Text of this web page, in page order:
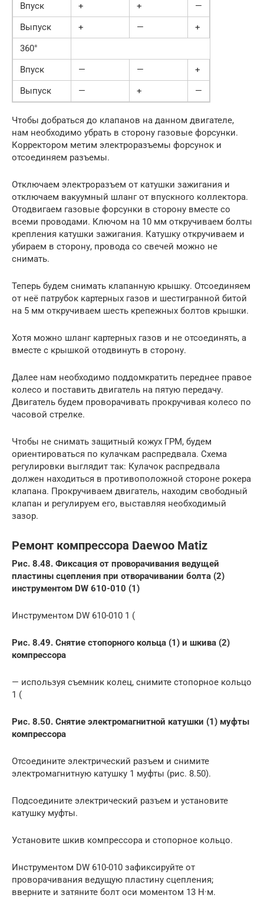
Впуск + +
—
Выпуск
+ —
+
360°
Впуск
— —
+
Выпуск
— + —
Чтобы добраться до клапанов на данном двигателе,
нам необходимо убрать в сторону газовые форсунки.
Корректором метим электроразъемы форсунок и
отсоединяем разъемы.
Отключаем электроразъем от катушки зажигания и
отключаем вакуумный шланг от впускного коллектора.
Отодвигаем газовые форсунки в сторону вместе со
всеми проводами. Ключом на 10 мм откручиваем болты
крепления катушки зажигания. Катушку откручиваем и
убираем в сторону, провода со свечей можно не
снимать.
Теперь будем снимать клапанную крышку. Отсоединяем
от неё патрубок картерных газов и шестигранной битой
на 5 мм откручиваем шесть крепежных болтов крышки.
Хотя можно шланг картерных газов и не отсоединять, а
вместе с крышкой отодвинуть в сторону.
Далее нам необходимо поддомкратить переднее правое
колесо и поставить двигатель на пятую передачу.
Двигатель будем проворачивать прокручивая колесо по
часовой стрелке.
Чтобы не снимать защитный кожух ГРМ, будем
ориентироваться по кулачкам распредвала. Схема
регулировки выглядит так: Кулачок распредвала
должен находиться в противоположной стороне рокера
клапана. Прокручиваем двигатель, находим свободный
клапан и регулируем его, выставляя необходимый
зазор.
Ремонт компрессора Daewoo Matiz
Рис. 8.48. Фиксация от проворачивания ведущей
пластины сцепления при отворачивании болта (2)
инструментом DW 610-010 (1)
Инструментом DW 610-010 1 (
Рис. 8.49. Снятие стопорного кольца (1) и шкива (2)
компрессора
— используя съемник колец, снимите стопорное кольцо
1 (
Рис. 8.50. Снятие электромагнитной катушки (1) муфты
компрессора
Отсоедините электрический разъем и снимите
электромагнитную катушку 1 муфты (рис. 8.50).
Подсоедините электрический разъем и установите
катушку муфты.
Установите шкив компрессора и стопорное кольцо.
Инструментом DW 610-010 зафиксируйте от
проворачивания ведущую пластину сцепления;
вверните и затяните болт оси моментом 13 Н·м.